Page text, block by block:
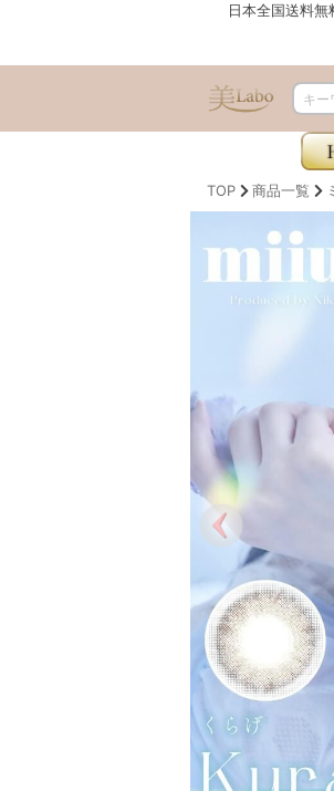
日本全国送料
TOP 商品一覧